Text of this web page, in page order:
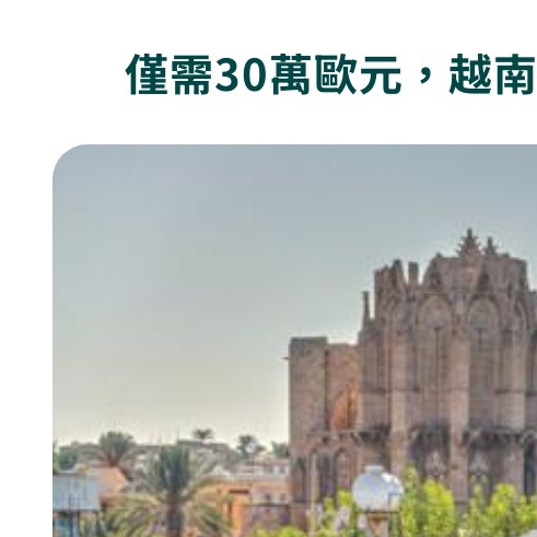
僅需30萬歐元，越